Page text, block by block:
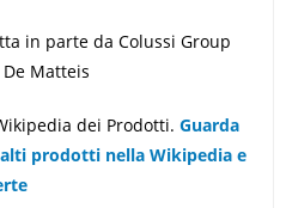
in parte da Colussi Group
Matteis
dei Prodotti. Guarda
prodotti nella Wikipedia e